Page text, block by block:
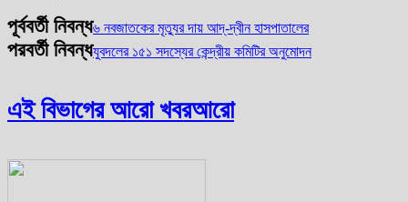
পূর্ববর্তী নিবন্ধ৬ নবজাতকের মৃত্যুর দায় আদ্-দ্বীন হাসপাতালের
পরবর্তী নিবন্ধযুবদলের ১৫১ সদস্যের কেন্দ্রীয় কমিটির অনুমোদন
এই বিভাগের আরো খবরআরো